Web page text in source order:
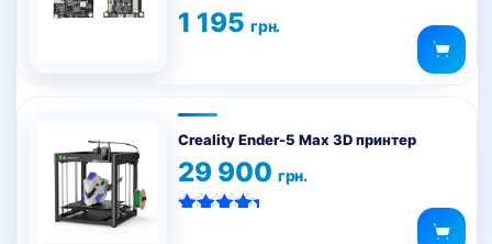
1 195 грн.
Creality Ender-5 Max 3D принтер
29 900 грн.